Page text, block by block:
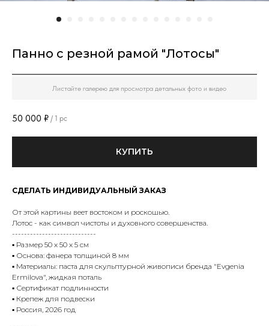
Панно с резной рамой "Лотосы"
Листайте галерею для просмотра детальных фото и видео
50 000 ₽ / 1 pc
КУПИТЬ
СДЕЛАТЬ ИНДИВИДУАЛЬНЫЙ ЗАКАЗ
От этой картины веет востоком и роскошью.
Лотос - как символ чистоты и духовного совершенства.
----------------------------
▪️ Размер 50 х 50 х 5 см
▪️ Основа: фанера толщиной 8 мм
▪️ Материалы: паста для скульптурной живописи бренда "Evgenia
Ermilova", жидкая поталь
▪️ Сертификат подлинности
▪️ Крепеж для подвески
▪️ Россия, 2026 год